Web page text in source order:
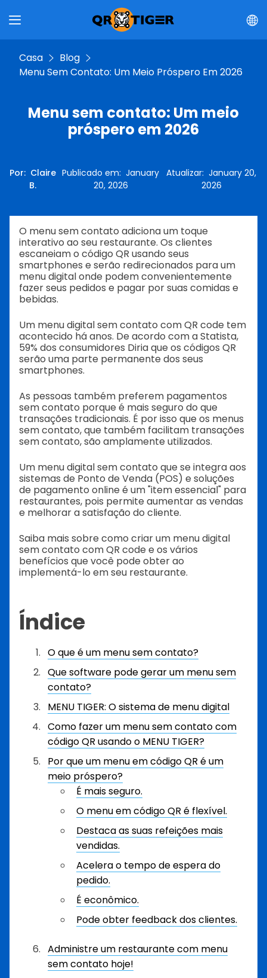
Casa
Blog
Menu Sem Contato: Um Meio Próspero Em 2026
Menu sem contato: Um meio
próspero em 2026
Por: Claire
B.
Publicado em:January
20, 2026
Atualizar:January 20,
2026
O menu sem contato adiciona um toque
interativo ao seu restaurante. Os clientes
escaneiam o código QR usando seus
smartphones e serão redirecionados para um
menu digital onde podem convenientemente
fazer seus pedidos e pagar por suas comidas e
bebidas.
Um menu digital sem contato com QR code tem
acontecido há anos. De acordo com a Statista,
59% dos consumidores Diria que os códigos QR
serão uma parte permanente dos seus
smartphones.
As pessoas também preferem pagamentos
sem contato porque é mais seguro do que
transações tradicionais. É por isso que os menus
sem contato, que também facilitam transações
sem contato, são amplamente utilizados.
Um menu digital sem contato que se integra aos
sistemas de Ponto de Venda (POS) e soluções
de pagamento online é um "item essencial" para
restaurantes, pois permite aumentar as vendas
e melhorar a satisfação do cliente.
Saiba mais sobre como criar um menu digital
sem contato com QR code e os vários
benefícios que você pode obter ao
implementá-lo em seu restaurante.
Índice
O que é um menu sem contato?
Que software pode gerar um menu sem
contato?
MENU TIGER: O sistema de menu digital
Como fazer um menu sem contato com
código QR usando o MENU TIGER?
Por que um menu em código QR é um
meio próspero?
É mais seguro.
O menu em código QR é flexível.
Destaca as suas refeições mais
vendidas.
Acelera o tempo de espera do
pedido.
É econômico.
Pode obter feedback dos clientes.
Administre um restaurante com menu
sem contato hoje!